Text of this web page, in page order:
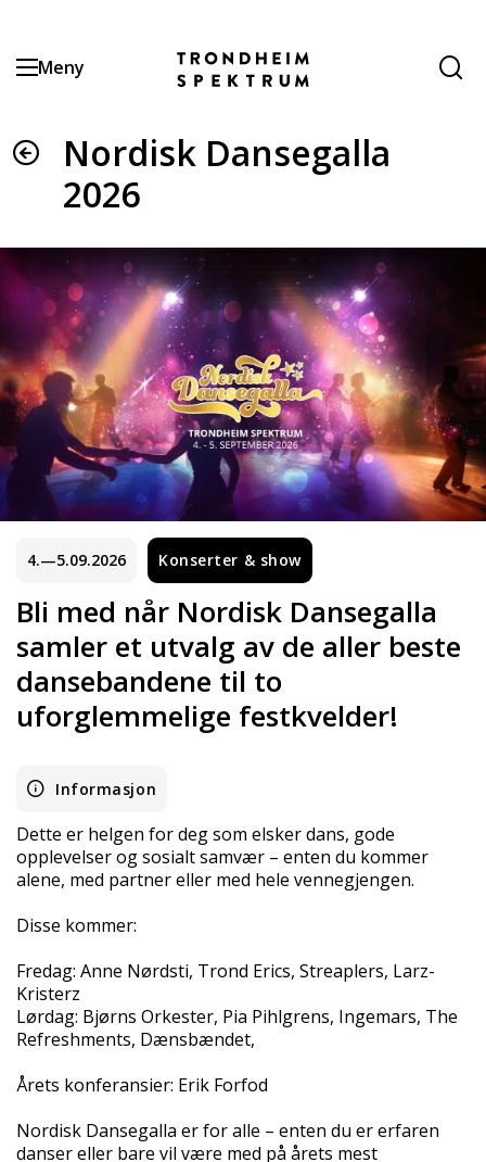
hovedinnhold
Meny
Nordisk Dansegalla
2026
4.—5.09.2026 Konserter & show
Bli med når Nordisk Dansegalla
samler et utvalg av de aller beste
dansebandene til to
uforglemmelige festkvelder!
Informasjon
Dette er helgen for deg som elsker dans, gode
opplevelser og sosialt samvær – enten du kommer
alene, med partner eller med hele vennegjengen.
Disse kommer:
Fredag: Anne Nørdsti, Trond Erics, Streaplers, Larz-
Kristerz
Lørdag: Bjørns Orkester, Pia Pihlgrens, Ingemars, The
Refreshments, Dænsbændet,
Årets konferansier: Erik Forfod
Nordisk Dansegalla er for alle – enten du er erfaren
danser eller bare vil være med på årets mest